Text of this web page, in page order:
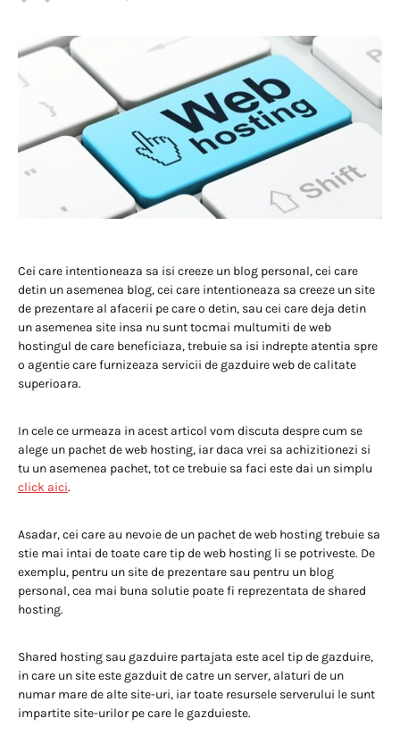
Cei care intentioneaza sa isi creeze un blog personal, cei care
detin un asemenea blog, cei care intentioneaza sa creeze un site
de prezentare al afacerii pe care o detin, sau cei care deja detin
un asemenea site insa nu sunt tocmai multumiti de web
hostingul de care beneficiaza, trebuie sa isi indrepte atentia spre
o agentie care furnizeaza servicii de gazduire web de calitate
superioara.
In cele ce urmeaza in acest articol vom discuta despre cum se
alege un pachet de web hosting, iar daca vrei sa achizitionezi si
tu un asemenea pachet, tot ce trebuie sa faci este dai un simplu
click aici.
Asadar, cei care au nevoie de un pachet de web hosting trebuie sa
stie mai intai de toate care tip de web hosting li se potriveste. De
exemplu, pentru un site de prezentare sau pentru un blog
personal, cea mai buna solutie poate fi reprezentata de shared
hosting.
Shared hosting sau gazduire partajata este acel tip de gazduire,
in care un site este gazduit de catre un server, alaturi de un
numar mare de alte site-uri, iar toate resursele serverului le sunt
impartite site-urilor pe care le gazduieste.